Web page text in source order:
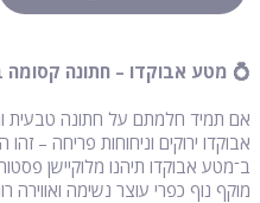
💍 מטע אבוקדו – חתונה קסומה
אם תמיד חלמתם על חתונה טבעית
אבוקדו ירוקים וניחוחות פריחה –
ב־מטע אבוקדו תיהנו מלוקיישן
מוקף נוף כפרי עוצר נשימה